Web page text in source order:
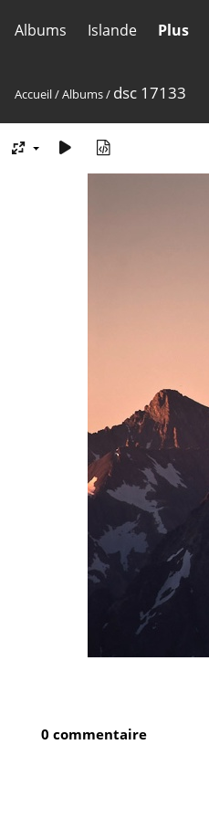
Albums Islande Plus
Accueil/Albums/ dsc 17133
0 commentaire